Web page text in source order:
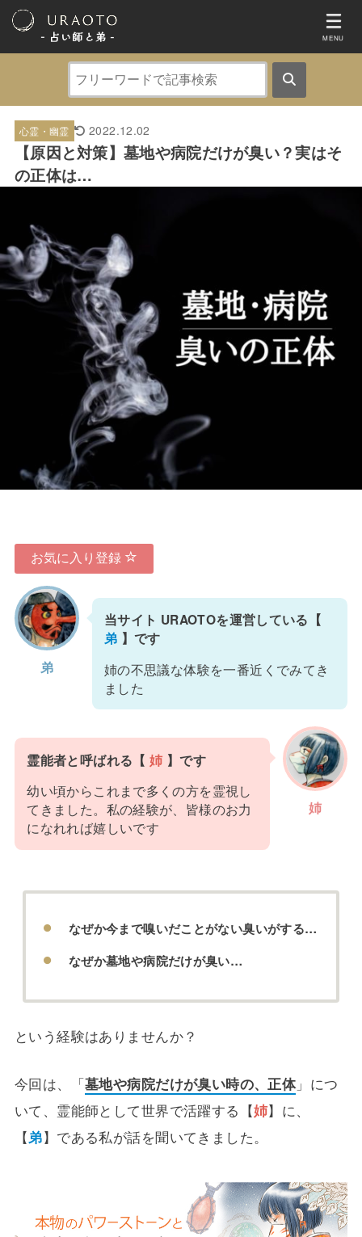
- 占い師と弟 ‐ MENU
心霊・幽霊 2022.12.02
【原因と対策】墓地や病院だけが臭い？実はそ
の正体は…
お気に入り登録
弟
当サイト URAOTOを運営している【
弟 】です
姉の不思議な体験を一番近くでみてき
ました
姉
霊能者と呼ばれる【姉 】です
幼い頃からこれまで多くの方を霊視し
てきました。私の経験が、皆様のお力
になれれば嬉しいです
なぜか今まで嗅いだことがない臭いがする…
なぜか墓地や病院だけが臭い…
という経験はありませんか？
今回は、「墓地や病院だけが臭い時の、正体」につ
いて、霊能師として世界で活躍する【姉】に、
【弟】である私が話を聞いてきました。